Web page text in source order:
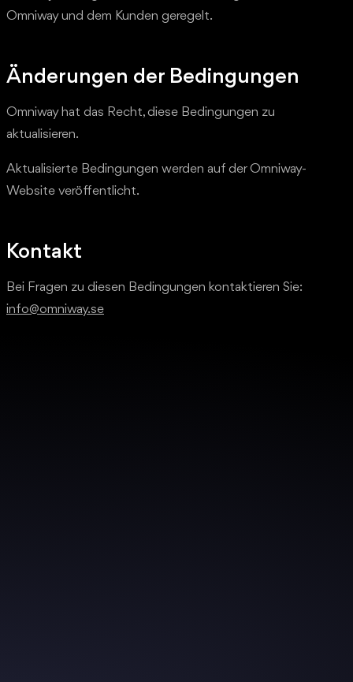
Omniway und dem Kunden geregelt.
Änderungen der Bedingungen
Omniway hat das Recht, diese Bedingungen zu
aktualisieren.
Aktualisierte Bedingungen werden auf der Omniway-
Website veröffentlicht.
Kontakt
Bei Fragen zu diesen Bedingungen kontaktieren Sie:
info@omniway.se